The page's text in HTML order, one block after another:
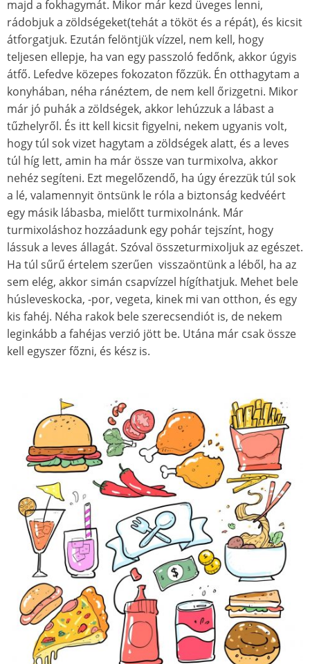
majd a fokhagymát. Mikor már kezd üveges lenni,
rádobjuk a zöldségeket(tehát a tököt és a répát), és kicsit
átforgatjuk. Ezután felöntjükvízzel, nem kell, hogy
teljesen ellepje, ha van egy passzoló fedőnk, akkor úgyis
átfő. Lefedve közepes fokozaton főzzük. Én otthagytam a
konyhában, néha ránéztem, de nem kell őrizgetni. Mikor
már jó puháka zöldségek, akkor lehúzzuk a lábast a
tűzhelyről. És itt kell kicsit figyelni, nekem ugyanis volt,
hogy túl sok vizet hagytam a zöldségek alatt, és a leves
túl híg lett, amin ha már össze van turmixolva, akkor
nehéz segíteni. Ezt megelőzendő, ha úgy érezzüktúl sok
a lé, valamennyit öntsünk le róla a biztonság kedvéért
egy másik lábasba, mielőtt turmixolnánk. Már
turmixoláshoz hozzáadunk egy pohár tejszínt, hogy
lássuk a leves állagát. Szóval összeturmixoljuk az egészet.
Ha túl sűrű értelem szerűen visszaöntünk a léből, ha az
sem elég, akkor simán csapvízzel hígíthatjuk. Mehet bele
húsleveskocka, -por, vegeta, kinek mi van otthon, és egy
kis fahéj. Néha rakok bele szerecsendiót is, de nekem
leginkább a fahéjas verzió jött be. Utána már csak össze
kell egyszer főzni, és kész is.